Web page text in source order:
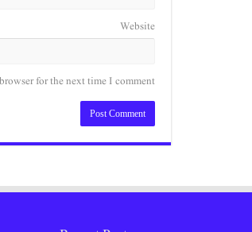
Website
for the next time I comment.